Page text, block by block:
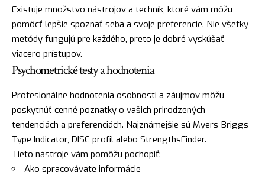
Existuje množstvo nástrojov a techník, ktoré vám môžu
pomôcť lepšie spoznať seba a svoje preferencie. Nie všetky
metódy fungujú pre každého, preto je dobré vyskúšať
viacero prístupov.
Psychometrické testy a hodnotenia
Profesionálne hodnotenia osobnosti a záujmov môžu
poskytnúť cenné poznatky o vašich prirodzených
tendenciách a preferenciách. Najznámejšie sú Myers-Briggs
Type Indicator, DISC profil alebo StrengthsFinder.
Tieto nástroje vám pomôžu pochopiť:
Ako spracovávate informácie